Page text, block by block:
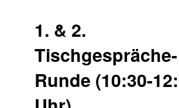
1. & 2.
Tischgespräche-
Runde (10:30-